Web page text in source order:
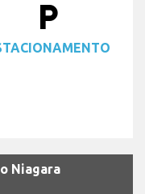
local_parking
Niagara